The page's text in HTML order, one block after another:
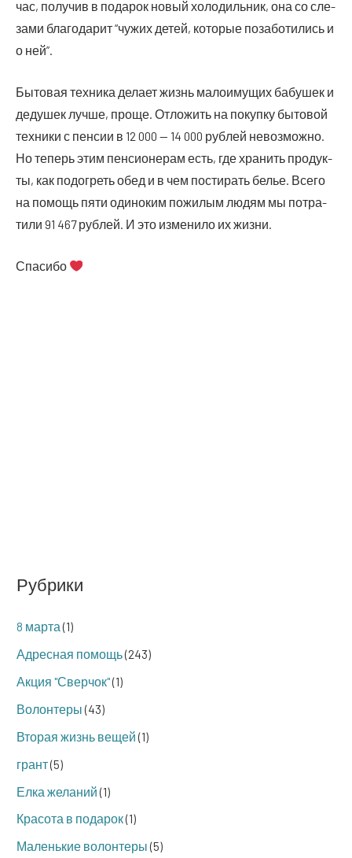
Рубрики
8 марта(1)
Адресная помощь(243)
Акция "Сверчок"(1)
Волонтеры(43)
Вторая жизнь вещей(1)
грант(5)
Елка желаний(1)
Красота в подарок(1)
Маленькие волонтеры(5)
час, полу­чив в пода­рок новый холо­диль­ник, она со сле­
за­ми бла­го­да­рит “чужих детей, кото­рые поза­бо­ти­лись и
о ней”.
Быто­вая тех­ни­ка дела­ет жизнь мало­иму­щих бабу­шек и
деду­шек луч­ше, про­ще. Отло­жить на покуп­ку быто­вой
тех­ни­ки с пен­сии в 12 000 — 14 000 руб­лей невоз­мож­но.
Но теперь этим пен­си­о­не­рам есть, где хра­нить про­дук­
ты, как подо­греть обед и в чем пости­рать белье. Все­го
на помощь пяти оди­но­ким пожи­лым людям мы потра­
ти­ли 91 467 руб­лей. И это изме­ни­ло их жизни.
Спа­си­бо